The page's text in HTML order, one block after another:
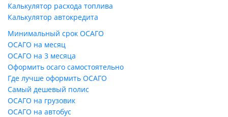
Калькулятор расхода топлива
Калькулятор автокредита
Минимальный срок ОСАГО
ОСАГО на месяц
ОСАГО на 3 месяца
Оформить осаго самостоятельно
Где лучше оформить ОСАГО
Самый дешевый полис
ОСАГО на грузовик
ОСАГО на автобус